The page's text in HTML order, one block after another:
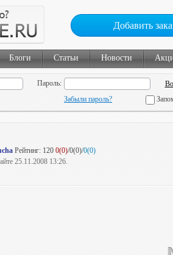
Добавить
Блоги Статьи Новости
Пароль:
Забыли пароль?
Рейтинг: 120 0(0)/0(0)/0(0)
25.11.2008 13:26.